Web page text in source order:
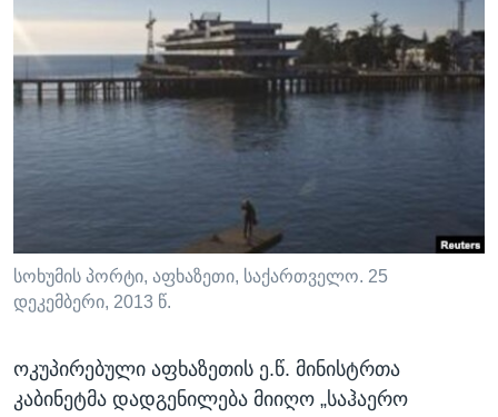
ᲮᲔᲓᲕᲐ ᲕᲐᲨᲘᲜᲒᲢᲝᲜᲘᲓᲐᲜ
ᲡᲢᲣᲓᲘᲐ ᲕᲐᲨᲘᲜᲒᲢᲝᲜᲘ
ᲔᲙᲝᲜᲝᲛᲘᲙᲐ
ᲯᲐᲜᲛᲠᲗᲔᲚᲝᲑᲐ
ᲙᲣᲚᲢᲣᲠᲐ
ᲒᲐᲚᲘᲚᲔᲝ
ᲓᲔᲖᲘᲜᲤᲝᲠᲛᲐᲪᲘᲐ
ᲠᲣᲡᲔᲗᲘᲡ ᲨᲔᲭᲠᲐ ᲣᲙᲠᲐᲘᲜᲐᲨᲘ
Learning English
ენები
სოხუმის პორტი, აფხაზეთი, საქართველო. 25
დეკემბერი, 2013 წ.
ოკუპირებული აფხაზეთის ე.წ. მინისტრთა
კაბინეტმა დადგენილება მიიღო „საჰაერო